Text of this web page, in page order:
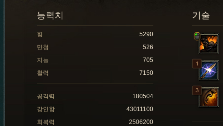
기술
능력치
힘
5290
민첩
526
지능
705
활력
7150
공격력
180504
강인함
43011100
회복력
2506200